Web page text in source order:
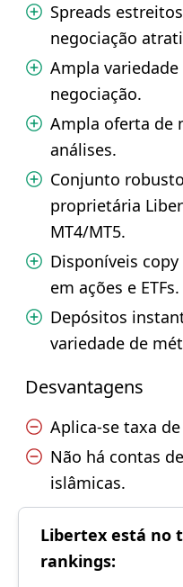
Spreads
negociação
Ampla
negociação.
Ampla oferta de
análises.
Conjunto
proprietária
MT4/MT5.
Disponíveis
em ações e ETFs.
Depósitos
variedade de
Desvantagens
Aplica-se taxa
Não há contas
islâmicas.
Libertex está no
rankings: